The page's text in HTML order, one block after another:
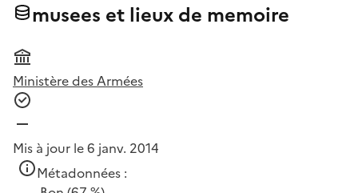
musees et lieux de memoire
Ministère des Armées
Mis à jour le 6 janv. 2014
Métadonnées :